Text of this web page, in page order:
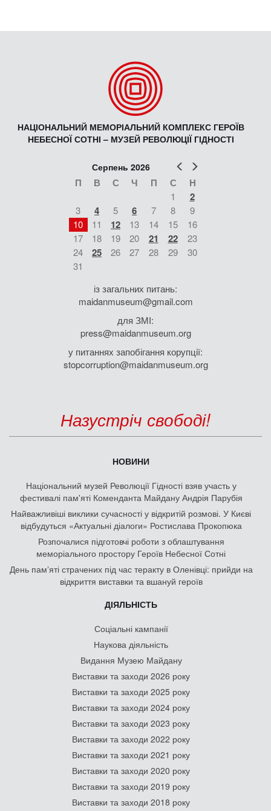
НАЦІОНАЛЬНИЙ МЕМОРІАЛЬНИЙ КОМПЛЕКС ГЕРОЇВ
НЕБЕСНОЇ СОТНІ – МУЗЕЙ РЕВОЛЮЦІЇ ГІДНОСТІ
Попер
Серпень 2026
П В С Ч П С Н
1 2
3 4 5 6 7 8
9
10
11 12 13 14 15
16
17
18 19 20 21 22
23
24
25 26 27 28 29
30
31
із загальних питань:
maidanmuseum@gmail.com
для ЗМІ:
press@maidanmuseum.org
у питаннях запобігання корупції:
stopcorruption@maidanmuseum.org
Назустріч свободі!
НОВИНИ
Національний музей Революції Гідності взяв участь у
фестивалі пам'яті Коменданта Майдану Андрія Парубія
Найважливіші виклики сучасності у відкритій розмові. У Києві
відбудуться «Актуальні діалоги» Ростислава Прокопюка
Розпочалися підготовчі роботи з облаштування
меморіального простору Героїв Небесної Сотні
День памʼяті страчених під час теракту в Оленівці: прийди на
відкриття виставки та вшануй героїв
ДІЯЛЬНІСТЬ
Соціальні кампанії
Наукова діяльність
Видання Музею Майдану
Виставки та заходи 2026 року
Виставки та заходи 2025 року
Виставки та заходи 2024 року
Виставки та заходи 2023 року
Виставки та заходи 2022 року
Виставки та заходи 2021 року
Виставки та заходи 2020 року
Виставки та заходи 2019 року
Виставки та заходи 2018 року